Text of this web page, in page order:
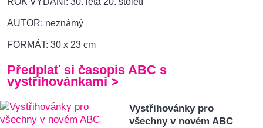
AUTOR: neznámý
FORMÁT: 30 x 23 cm
Předplať si časopis ABC s
vystřihovánkami >
Vystřihovánky pro
všechny v novém ABC